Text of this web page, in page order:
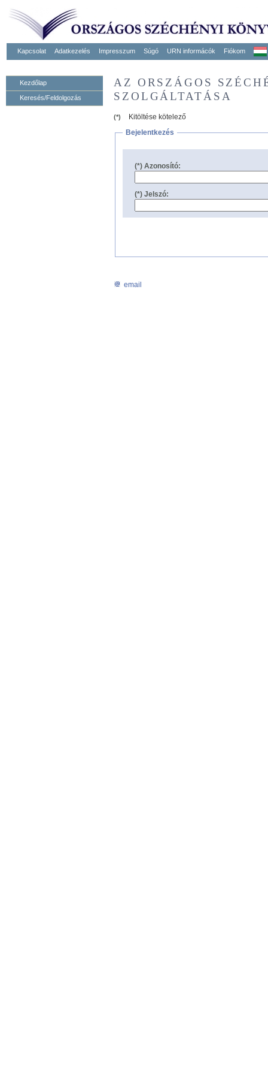
Kapcsolat Adatkezelés Impresszum Súgó URN informácók Fiókom
Kezdőlap
Keresés/Feldolgozás
AZ ORSZÁGOS
SZOLGÁLTATÁSA
(*)
Kitöltése kötelező
Bejelentkezés
(*) Azonosító:
(*) Jelszó:
email